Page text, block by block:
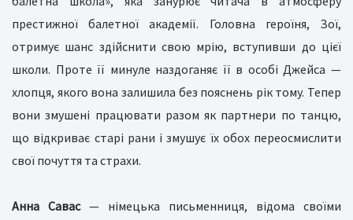
престижної балетної академії. Головна героїня, Зої,
отримує шанс здійснити свою мрію, вступивши до цієї
школи. Проте її минуле наздоганяє її в особі Джейса —
хлопця, якого вона залишила без пояснень рік тому. Тепер
вони змушені працювати разом як партнери по танцю,
що відкриває старі рани і змушує їх обох переосмислити
свої почуття та страхи.
Анна Савас— німецька письменниця, відома своїми